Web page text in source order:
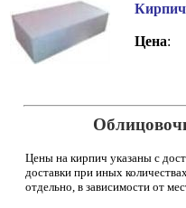
Цена:
Цены на кирпич указаны с
доставки при иных
отдельно, в зависимости от